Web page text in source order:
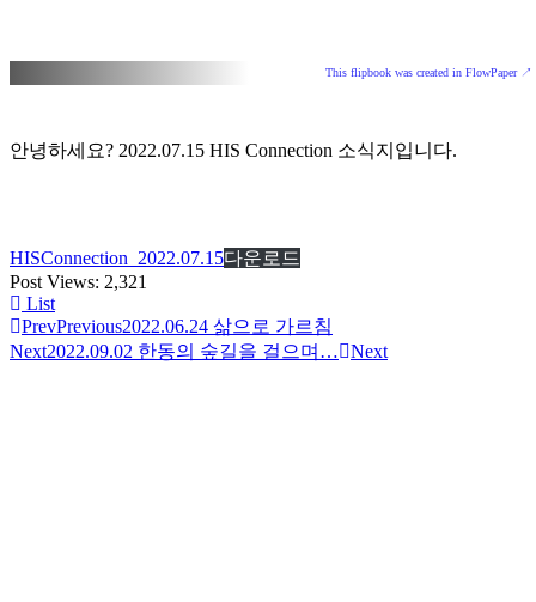
This flipbook was created in FlowPaper ↗
안녕하세요? 2022.07.15 HIS Connection 소식지입니다.
HISConnection_2022.07.15다운로드
Post Views: 2,321
List
PrevPrevious2022.06.24 삶으로 가르침
Next2022.09.02 한동의 숲길을 걸으며… Next